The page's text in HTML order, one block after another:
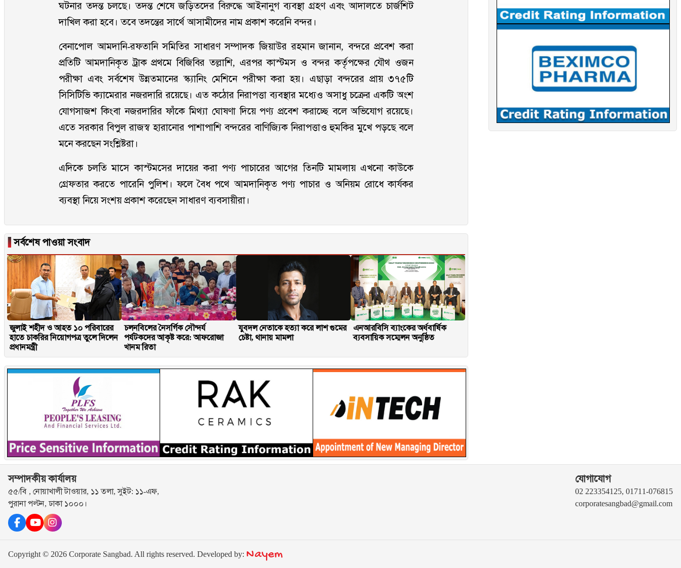
ঘটনার তদন্ত চলছে। তদন্ত শেষে জড়িতদের বিরুদ্ধে আইনানুগ ব্যবস্থা গ্রহণ এবং আদালতে চার্জশিট
দাখিল করা হবে। তবে তদন্তের সার্থে আসামীদের নাম প্রকাশ করেনি বন্দর।
বেনাপোল আমদানি-রফতানি সমিতির সাধারণ সম্পাদক জিয়াউর রহমান জানান, বন্দরে প্রবেশ করা
প্রতিটি আমদানিকৃত ট্রাক প্রথমে বিজিবির তল্লাশি, এরপর কাস্টমস ও বন্দর কর্তৃপক্ষের যৌথ ওজন
পরীক্ষা এবং সর্বশেষ উন্নতমানের স্ক্যানিং মেশিনে পরীক্ষা করা হয়। এছাড়া বন্দরের প্রায় ৩৭৫টি
সিসিটিভি ক্যামেরার নজরদারি রয়েছে। এত কঠোর নিরাপত্তা ব্যবস্থার মধ্যেও অসাধু চক্রের একটি অংশ
যোগসাজশ কিংবা নজরদারির ফাঁকে মিথ্যা ঘোষণা দিয়ে পণ্য প্রবেশ করাচ্ছে বলে অভিযোগ রয়েছে।
এতে সরকার বিপুল রাজস্ব হারানোর পাশাপাশি বন্দরের বাণিজ্যিক নিরাপত্তাও হুমকির মুখে পড়ছে বলে
মনে করছেন সংশ্লিষ্টরা।
এদিকে চলতি মাসে কাস্টমসের দায়ের করা পণ্য পাচারের আগের তিনটি মামলায় এখনো কাউকে
গ্রেফতার করতে পারেনি পুলিশ। ফলে বৈধ পথে আমদানিকৃত পণ্য পাচার ও অনিয়ম রোধে কার্যকর
ব্যবস্থা নিয়ে সংশয় প্রকাশ করেছেন সাধারণ ব্যবসায়ীরা।
▐সর্বশেষ পাওয়া সংবাদ
জুলাই শহীদ ও আহত ১০ পরিবারের
হাতে চাকরির নিয়োগপত্র তুলে দিলেন
প্রধানমন্ত্রী
চলনবিলের নৈসর্গিক সৌন্দর্য
পর্যটকদের আকৃষ্ট করে: আফরোজা
খানম রিতা
যুবদল নেতাকে হত্যা করে লাশ গুমের
চেষ্টা, থানায় মামলা
এনআরবিসি ব্যাংকের অর্ধবার্ষিক
ব্যবসায়িক সম্মেলন অনুষ্ঠিত
সম্পাদকীয় কার্যালয়
৫৫/বি , নোয়াখালী টাওয়ার, ১১ তলা, সুইট: ১১-এফ,
পুরানা পল্টন, ঢাকা ১০০০।
যোগাযোগ
02 223354125, 01711-076815
corporatesangbad@gmail.com
Copyright © 2026 Corporate Sangbad. All rights reserved. Developed by: Nayem